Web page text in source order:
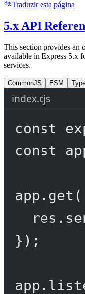
Traduzir esta página
5.x API
This section provides an
available in Express 5.x
services.
CommonJS ESM
index.cjs
const
const
app. get (
res.
});
app.